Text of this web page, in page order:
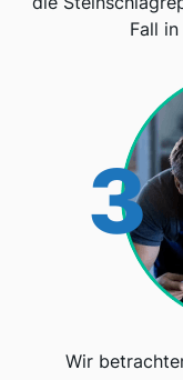
Fall
3
Wir